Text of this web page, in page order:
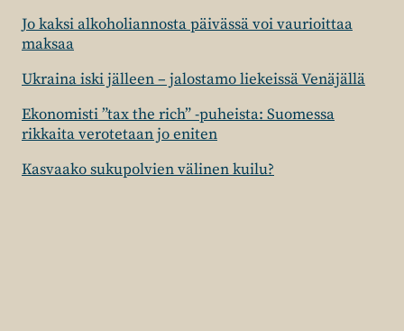
Jo kaksi alkoholiannosta päivässä voi vaurioittaa
maksaa
Ukraina iski jälleen – jalostamo liekeissä Venäjällä
Ekonomisti ”tax the rich” -puheista: Suomessa
rikkaita verotetaan jo eniten
Kasvaako sukupolvien välinen kuilu?